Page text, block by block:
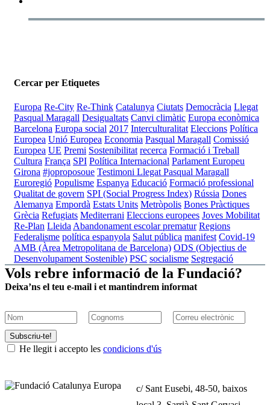
Cercar per Etiquetes
Europa Re-City Re-Think Catalunya Ciutats Democràcia Llegat
Pasqual Maragall Desigualtats Canvi climàtic Europa econòmica
Barcelona Europa social 2017 Interculturalitat Eleccions Política
Europea Unió Europea Economia Pasqual Maragall Comissió
Europea UE Premi Sostenibilitat recerca Formació i Treball
Cultura França SPI Política Internacional Parlament Europeu
Girona #joproposoue Testimoni Llegat Pasqual Maragall
Euroregió Populisme Espanya Educació Formació professional
Qualitat de govern SPI (Social Progress Index) Rússia Dones
Alemanya Empordà Estats Units Metròpolis Bones Pràctiques
Grècia Refugiats Mediterrani Eleccions europees Joves Mobilitat
Re-Plan Lleida Abandonament escolar prematur Regions
Federalisme política espanyola Salut pública manifest Covid-19
AMB (Àrea Metropolitana de Barcelona) ODS (Objectius de
Desenvolupament Sostenible) PSC socialisme Segregació
Vols rebre informació de la Fundació?
Deixa’ns el teu e-mail i et mantindrem informat
Subscriu-te!
He llegit i accepto les condicions d'ús
c/ Sant Eusebi, 48-50, baixos